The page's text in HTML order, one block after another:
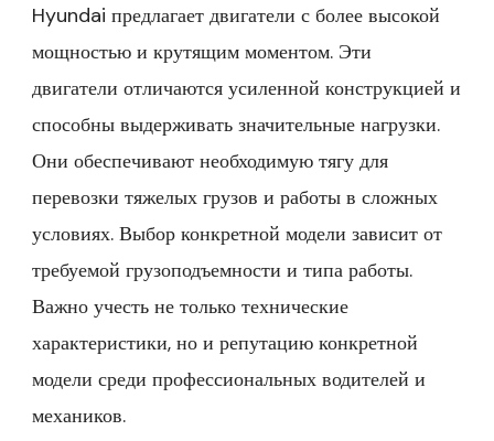
Hyundai предлагает двигатели с более высокой
мощностью и крутящим моментом. Эти
двигатели отличаются усиленной конструкцией и
способны выдерживать значительные нагрузки.
Они обеспечивают необходимую тягу для
перевозки тяжелых грузов и работы в сложных
условиях. Выбор конкретной модели зависит от
требуемой грузоподъемности и типа работы.
Важно учесть не только технические
характеристики, но и репутацию конкретной
модели среди профессиональных водителей и
механиков.